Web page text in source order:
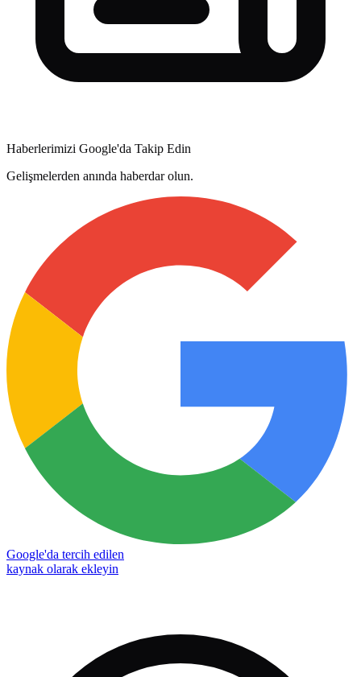
Haberlerimizi Google'da Takip Edin
Gelişmelerden anında haberdar olun.
Google'da tercih edilen
kaynak olarak ekleyin